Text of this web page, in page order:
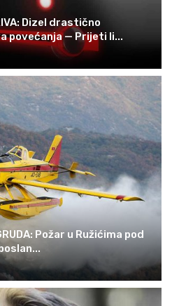
Dizel drastično
povećanja — Prijeti li...
Požar u Ružićima pod